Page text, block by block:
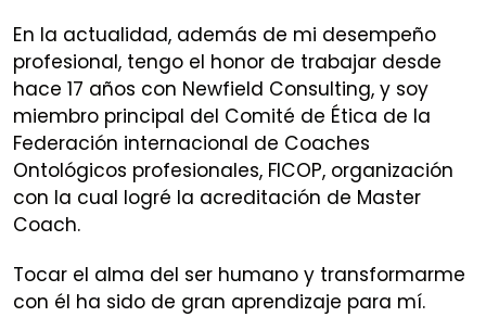
En la actualidad, además de mi desempeño
profesional, tengo el honor de trabajar desde
hace 17 años con Newfield Consulting, y soy
miembro principal del Comité de Ética de la
Federación internacional de Coaches
Ontológicos profesionales, FICOP, organización
con la cual logré la acreditación de Master
Coach.
Tocar el alma del ser humano y transformarme
con él ha sido de gran aprendizaje para mí.